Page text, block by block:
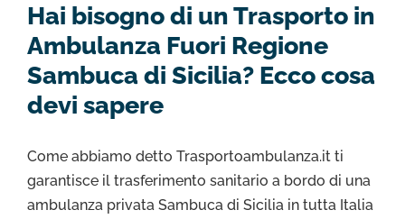
Hai bisogno di un Trasporto in
Ambulanza Fuori Regione
Sambuca di Sicilia? Ecco cosa
devi sapere
Come abbiamo detto Trasportoambulanza.it ti
garantisce il trasferimento sanitario a bordo di una
ambulanza privata Sambuca di Sicilia in tutta Italia